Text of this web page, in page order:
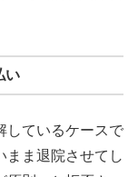
い
しているケースで
まま退院させてし